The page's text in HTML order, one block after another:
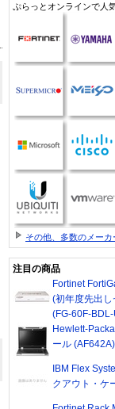
ぷらっとオンラインで人
その他、多数のメー
注目の商品
Fortinet
(初年度先出
(FG-60F-
Hewlett-
ール (AF642A)
IBM Flex
クアウト・ケ